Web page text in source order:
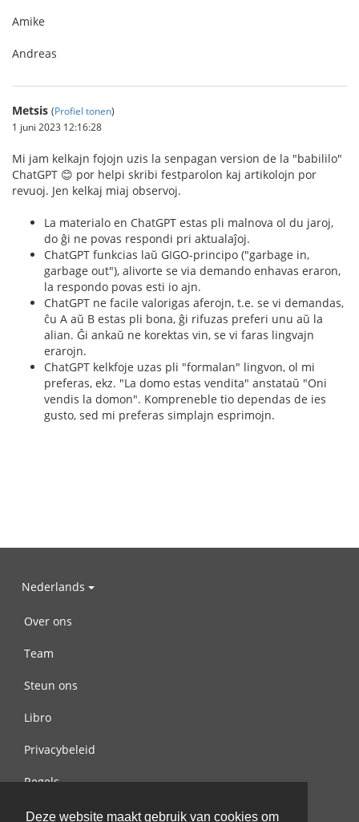
Deze website maakt gebruik van cookies om
Amike
Andreas
Metsis (Profiel tonen)
1 juni 2023 12:16:28
Mi jam kelkajn fojojn uzis la senpagan version de la "babililo"
ChatGPT 😊 por helpi skribi festparolon kaj artikolojn por
revuoj. Jen kelkaj miaj observoj.
La materialo en ChatGPT estas pli malnova ol du jaroj,
do ĝi ne povas respondi pri aktualaĵoj.
ChatGPT funkcias laŭ GIGO-principo ("garbage in,
garbage out"), alivorte se via demando enhavas eraron,
la respondo povas esti io ajn.
ChatGPT ne facile valorigas aferojn, t.e. se vi demandas,
ĉu A aŭ B estas pli bona, ĝi rifuzas preferi unu aŭ la
alian. Ĝi ankaŭ ne korektas vin, se vi faras lingvajn
erarojn.
ChatGPT kelkfoje uzas pli "formalan" lingvon, ol mi
preferas, ekz. "La domo estas vendita" anstataŭ "Oni
vendis la domon". Kompreneble tio dependas de ies
gusto, sed mi preferas simplajn esprimojn.
Nederlands
Over ons
Team
Steun ons
Libro
Privacybeleid
Regels
Contact met ons opnemen